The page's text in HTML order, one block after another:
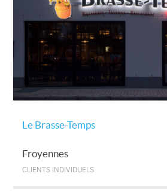
Le Brasse-Temps
Froyennes
CLIENTS INDIVIDUELS